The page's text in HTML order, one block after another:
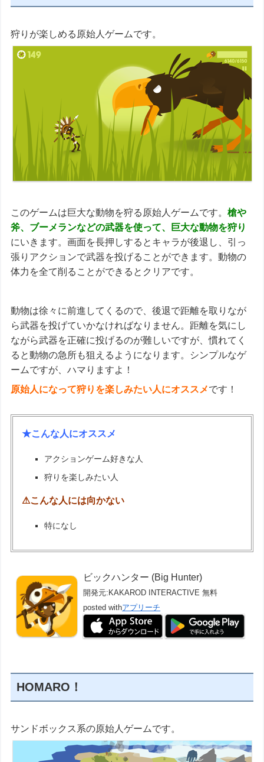
狩りが楽しめる原始人ゲームです。
このゲームは巨大な動物を狩る原始人ゲームです。槍や
斧、ブーメランなどの武器を使って、巨大な動物を狩り
にいきます。画面を長押しするとキャラが後退し、引っ
張りアクションで武器を投げることができます。動物の
体力を全て削ることができるとクリアです。
動物は徐々に前進してくるので、後退で距離を取りなが
ら武器を投げていかなければなりません。距離を気にし
ながら武器を正確に投げるのが難しいですが、慣れてく
ると動物の急所も狙えるようになります。シンプルなゲ
ームですが、ハマりますよ！
原始人になって狩りを楽しみたい人にオススメです！
★こんな人にオススメ
アクションゲーム好きな人
狩りを楽しみたい人
⚠こんな人には向かない
特になし
ビックハンター (Big Hunter)
開発元: KAKAROD INTERACTIVE 無料
posted withアプリーチ
HOMARO！
サンドボックス系の原始人ゲームです。